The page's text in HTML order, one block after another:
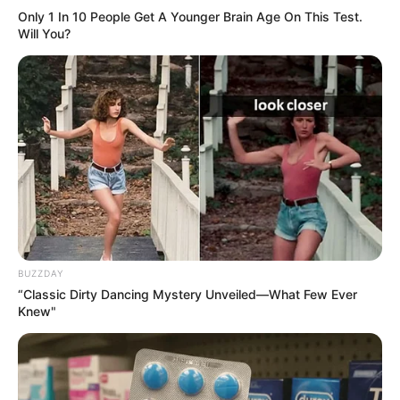
Only 1 In 10 People Get A Younger Brain Age On This Test.
Will You?
BUZZDAY
“Classic Dirty Dancing Mystery Unveiled—What Few Ever
Knew"